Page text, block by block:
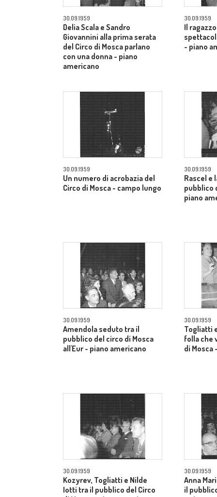
30.09.1959
Delia Scala e Sandro
Giovannini alla prima serata
del Circo di Mosca parlano
con una donna - piano
americano
30.09.1959
Il
- piano
30.09.1959
Un numero di acrobazia del
Circo di Mosca - campo lungo
30.09.1959
Rascel e
pubblico
piano
30.09.1959
Amendola seduto tra il
pubblico del circo di Mosca
all'Eur - piano americano
30.09.1959
Togliatti
folla che
di Mosca
30.09.1959
Kozyrev, Togliatti e Nilde
Iotti tra il pubblico del Circo
30.09.1959
Anna
il